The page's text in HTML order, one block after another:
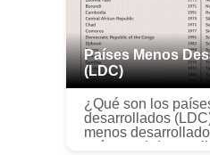
Países Menos
(LDC)
¿Qué son los
desarrollados (LDC)? Los
menos
países